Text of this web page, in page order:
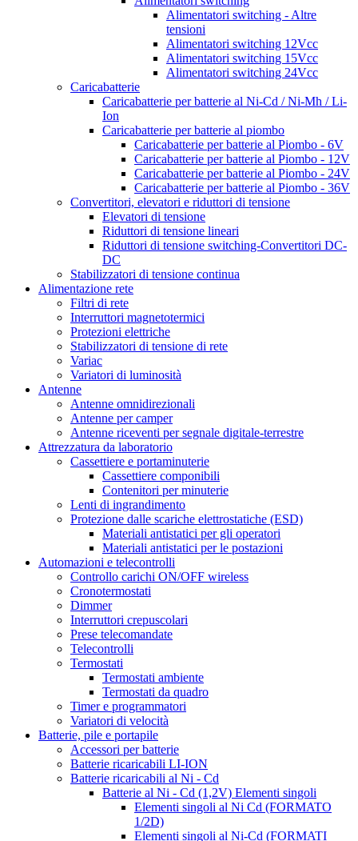
Alimentatori switching - Altre
tensioni
Alimentatori switching 12Vcc
Alimentatori switching 15Vcc
Alimentatori switching 24Vcc
Caricabatterie
Caricabatterie per batterie al Ni-Cd / Ni-Mh / Li-
Ion
Caricabatterie per batterie al piombo
Caricabatterie per batterie al Piombo - 6V
Caricabatterie per batterie al Piombo - 12V
Caricabatterie per batterie al Piombo - 24V
Caricabatterie per batterie al Piombo - 36V
Convertitori, elevatori e riduttori di tensione
Elevatori di tensione
Riduttori di tensione lineari
Riduttori di tensione switching-Convertitori DC-
DC
Stabilizzatori di tensione continua
Alimentazione rete
Filtri di rete
Interruttori magnetotermici
Protezioni elettriche
Stabilizzatori di tensione di rete
Variac
Variatori di luminosità
Antenne
Antenne omnidirezionali
Antenne per camper
Antenne riceventi per segnale digitale-terrestre
Attrezzatura da laboratorio
Cassettiere e portaminuterie
Cassettiere componibili
Contenitori per minuterie
Lenti di ingrandimento
Protezione dalle scariche elettrostatiche (ESD)
Materiali antistatici per gli operatori
Materiali antistatici per le postazioni
Automazioni e telecontrolli
Controllo carichi ON/OFF wireless
Cronotermostati
Dimmer
Interruttori crepuscolari
Prese telecomandate
Telecontrolli
Termostati
Termostati ambiente
Termostati da quadro
Timer e programmatori
Variatori di velocità
Batterie, pile e portapile
Accessori per batterie
Batterie ricaricabili LI-ION
Batterie ricaricabili al Ni - Cd
Batterie al Ni - Cd (1,2V) Elementi singoli
Elementi singoli al Ni Cd (FORMATO
1/2D)
Elementi singoli al Ni-Cd (FORMATI